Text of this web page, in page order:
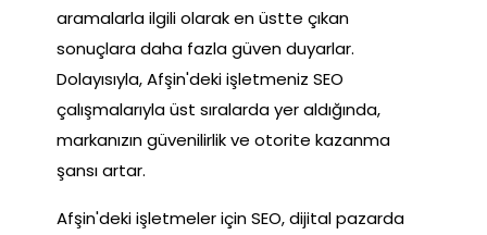
aramalarla ilgili olarak en üstte çıkan
sonuçlara daha fazla güven duyarlar.
Dolayısıyla, Afşin'deki işletmeniz SEO
çalışmalarıyla üst sıralarda yer aldığında,
markanızın güvenilirlik ve otorite kazanma
şansı artar.
Afşin'deki işletmeler için SEO, dijital pazarda